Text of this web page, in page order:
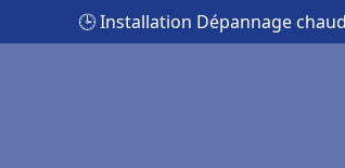
🕒 Installation Dépannage